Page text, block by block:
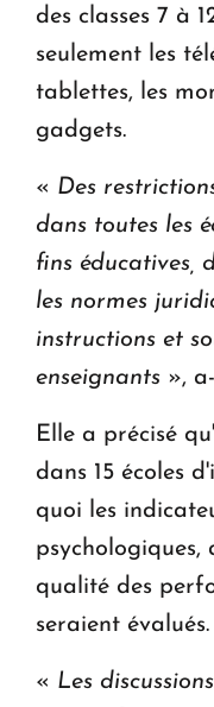
des classes 7 à
seulement les
tablettes, les
gadgets.
« Des
dans toutes les
fins éducatives,
les normes
instructions et
enseignants »,
Elle a précisé
dans 15 écoles
quoi les
qualité des
seraient évalués.
« Les